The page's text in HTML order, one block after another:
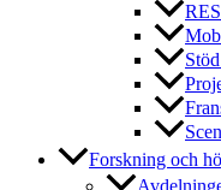
Forskning och